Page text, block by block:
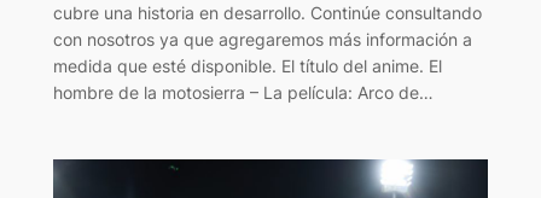
cubre una historia en desarrollo. Continúe consultando
con nosotros ya que agregaremos más información a
medida que esté disponible. El título del anime. El
hombre de la motosierra – La película: Arco de…